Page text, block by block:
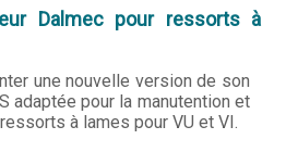
Dalmec pour ressorts à
une nouvelle version de son
adaptée pour la manutention et
à lames pour VU et VI.